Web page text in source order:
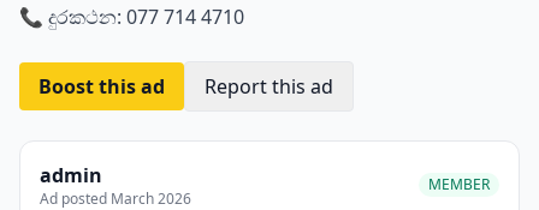
📞 දුරකථන: 077 714 4710
Boost this ad Report this ad
admin
Ad posted March 2026
MEMBER